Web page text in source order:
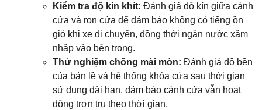
Kiểm tra độ kín khít: Đánh giá độ kín giữa cánh
cửa và ron cửa để đảm bảo không có tiếng ồn
gió khi xe di chuyển, đồng thời ngăn nước xâm
nhập vào bên trong.
Thử nghiệm chống mài mòn: Đánh giá độ bền
của bản lề và hệ thống khóa cửa sau thời gian
sử dụng dài hạn, đảm bảo cánh cửa vẫn hoạt
động trơn tru theo thời gian.